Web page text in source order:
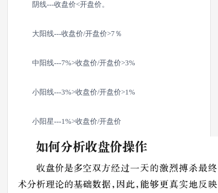
阴线---收盘价<开盘价。
大阳线---收盘价/开盘价>7％
中阳线---7%>收盘价/开盘价>3%
小阳线---3%>收盘价/开盘价>1%
小阳星---1%>收盘价/开盘价